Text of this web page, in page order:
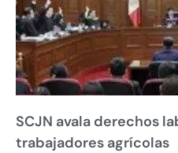
SCJN avala derechos
trabajadores agrícolas